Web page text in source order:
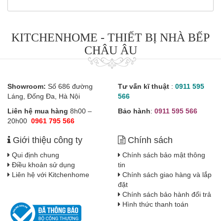
KITCHENHOME - THIẾT BỊ NHÀ BẾP
CHÂU ÂU
Showroom: Số 686 đường
Láng, Đống Đa, Hà Nội
Liên hệ mua hàng 8h00 –
20h00 0961 795 566
Tư vấn kĩ thuật : 0911 595
566
Bảo hành: 0911 595 566
Giới thiệu công ty
Qui định chung
Điều khoản sử dụng
Liên hệ với Kitchenhome
Chính sách
Chính sách bảo mật thông
tin
Chính sách giao hàng và lắp
đặt
Chính sách bảo hành đổi trả
Hình thức thanh toán